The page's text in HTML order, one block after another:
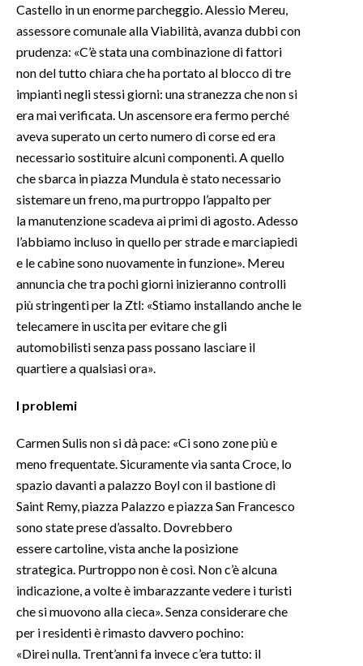
ABBONATI
ANNUNCI
NECROLOGI
PUBBLICITÀ
Castello in un enorme parcheggio. Alessio Mereu,
assessore comunale alla Viabilità, avanza dubbi con
prudenza: «C’è stata una combinazione di fattori
non del tutto chiara che ha portato al blocco di tre
impianti negli stessi giorni: una stranezza che non si
era mai verificata. Un ascensore era fermo perché
aveva superato un certo numero di corse ed era
necessario sostituire alcuni componenti. A quello
che sbarca in piazza Mundula è stato necessario
sistemare un freno, ma purtroppo l’appalto per
la manutenzione scadeva ai primi di agosto. Adesso
l’abbiamo incluso in quello per strade e marciapiedi
e le cabine sono nuovamente in funzione». Mereu
annuncia che tra pochi giorni inizieranno controlli
più stringenti per la Ztl: «Stiamo installando anche le
telecamere in uscita per evitare che gli
automobilisti senza pass possano lasciare il
quartiere a qualsiasi ora».
I problemi
Carmen Sulis non si dà pace: «Ci sono zone più e
meno frequentate. Sicuramente via santa Croce, lo
spazio davanti a palazzo Boyl con il bastione di
Saint Remy, piazza Palazzo e piazza San Francesco
sono state prese d’assalto. Dovrebbero
essere cartoline, vista anche la posizione
strategica. Purtroppo non è così. Non c’è alcuna
indicazione, a volte è imbarazzante vedere i turisti
che si muovono alla cieca». Senza considerare che
per i residenti è rimasto davvero pochino:
«Direi nulla. Trent’anni fa invece c’era tutto: il